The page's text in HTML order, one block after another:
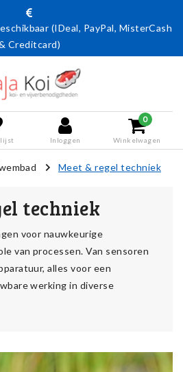
(IDeal, PayPal, MisterCash
Inloggen
0
Winkelwagen
Meet & regel techniek
techniek
voor nauwkeurige
van processen. Van sensoren
alles voor een
werking in diverse